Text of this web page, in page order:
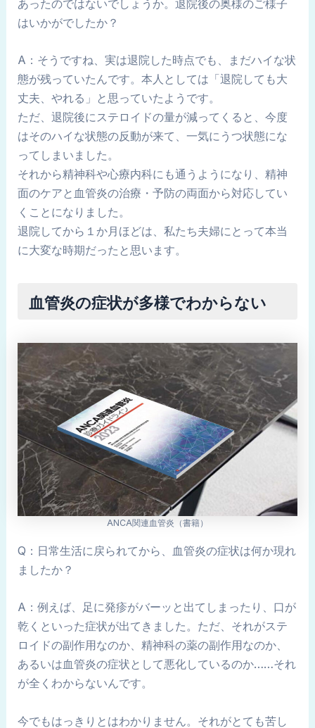
あったのではないでしょうか。退院後の奥様のご様子
はいかがでしたか？
A：そうですね、実は退院した時点でも、まだハイな状
態が残っていたんです。本人としては「退院しても大
丈夫、やれる」と思っていたようです。
ただ、退院後にステロイドの量が減ってくると、今度
はそのハイな状態の反動が来て、一気にうつ状態にな
ってしまいました。
それから精神科や心療内科にも通うようになり、精神
面のケアと血管炎の治療・予防の両面から対応してい
くことになりました。
退院してから１か月ほどは、私たち夫婦にとって本当
に大変な時期だったと思います。
血管炎の症状が多様でわからない
ANCA関連血管炎（書籍）
Q：日常生活に戻られてから、血管炎の症状は何か現れ
ましたか？
A：例えば、足に発疹がバーッと出てしまったり、口が
乾くといった症状が出てきました。ただ、それがステ
ロイドの副作用なのか、精神科の薬の副作用なのか、
あるいは血管炎の症状として悪化しているのか……それ
が全くわからないんです。
今でもはっきりとはわかりません。それがとても苦し